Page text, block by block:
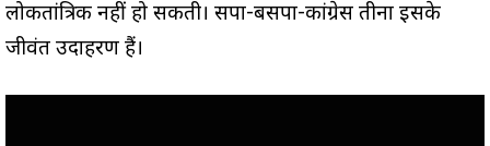
लोकतांत्रिक नहीं हो सकती। सपा-बसपा-कांग्रेस तीनों इसके
जीवंत उदाहरण हैं।